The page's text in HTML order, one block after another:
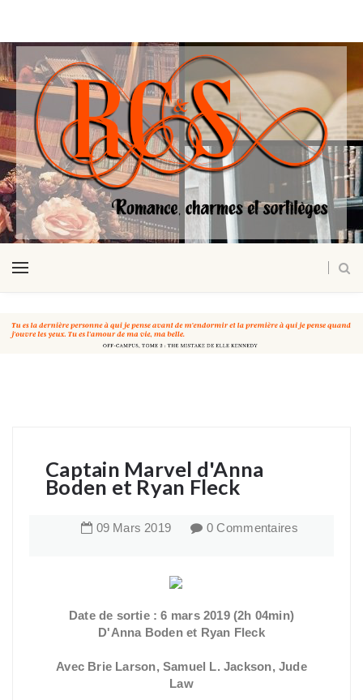
Captain Marvel d'Anna
Boden et Ryan Fleck
09 Mars 2019 0 Commentaires
Date de sortie : 6 mars 2019 (2h 04min)
D'Anna Boden et Ryan Fleck
Avec Brie Larson, Samuel L. Jackson, Jude
Law